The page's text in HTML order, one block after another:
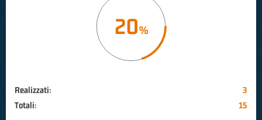
20
Realizzati:
3
Totali:
15